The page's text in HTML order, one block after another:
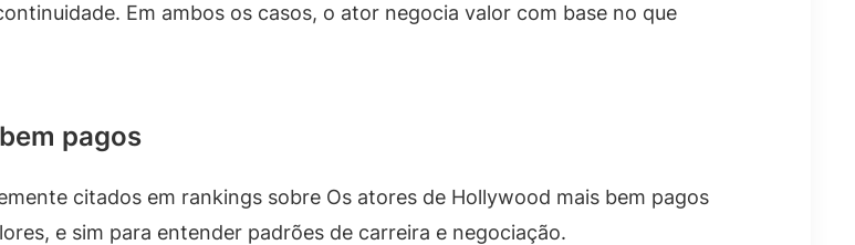
Em ambos os casos, o ator negocia valor com base no que
pagos
citados em rankings sobre Os atores de Hollywood mais bem pagos
e sim para entender padrões de carreira e negociação.